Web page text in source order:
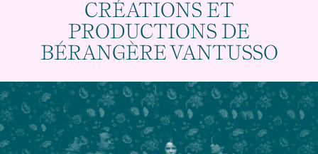
CRÉATIONS ET
PRODUCTIONS DE
BÉRANGÈRE VANTUSSO